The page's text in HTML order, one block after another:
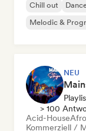
Chill out
Melodic &
NEU
> 100
Acid-House
Kommerziell /